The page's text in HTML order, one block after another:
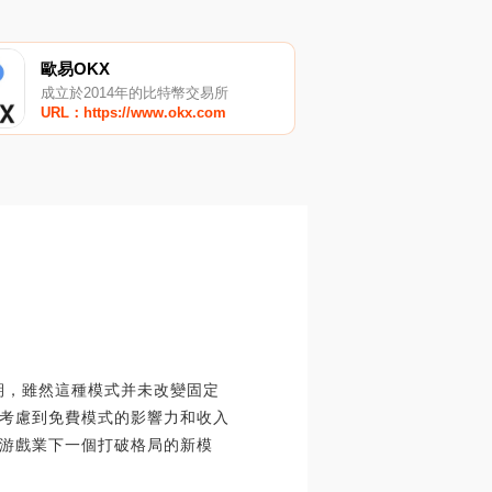
歐易OKX
成立於2014年的比特幣交易所
URL：https://www.okx.com
雖然這種模式并未改變固定
慮到免費模式的影響力和收入
戲業下一個打破格局的新模